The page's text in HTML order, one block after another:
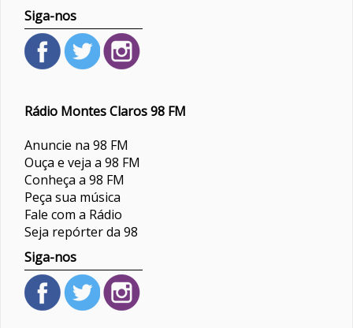
Siga-nos
Rádio Montes Claros 98 FM
Anuncie na 98 FM
Ouça e veja a 98 FM
Conheça a 98 FM
Peça sua música
Fale com a Rádio
Seja repórter da 98
Siga-nos